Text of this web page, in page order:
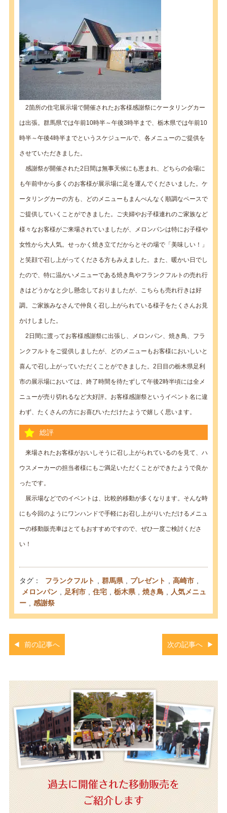
2箇所の住宅展示場で開催されたお客様感謝祭にケータリングカー
は出張。群馬県では午前10時半～午後3時半まで、栃木県では午前10
時半～午後4時半までというスケジュールで、各メニューのご提供を
させていただきました。
感謝祭が開催された2日間は無事天候にも恵まれ、どちらの会場に
も午前中から多くのお客様が展示場に足を運んでくださいました。ケ
ータリングカーの方も、どのメニューもまんべんなく順調なペースで
ご提供していくことができました。ご夫婦やお子様連れのご家族など
様々なお客様がご来場されていましたが、メロンパンは特にお子様や
女性から大人気。せっかく焼き立てだからとその場で「美味しい！」
と笑顔で召し上がってくださる方もみえました。また、暖かい日でし
たので、特に温かいメニューである焼き鳥やフランクフルトの売れ行
きはどうかなと少し懸念しておりましたが、こちらも売れ行きは好
調。ご家族みなさんで仲良く召し上がられている様子をたくさんお見
かけしました。
2日間に渡ってお客様感謝祭に出張し、メロンパン、焼き鳥、フラ
ンクフルトをご提供しましたが、どのメニューもお客様においしいと
喜んで召し上がっていただくことができました。2日目の栃木県足利
市の展示場においては、終了時間を待たずして午後2時半頃には全メ
ニューが売り切れるなど大好評。お客様感謝祭というイベント名に違
わず、たくさんの方にお喜びいただけたようで嬉しく思います。
総評
来場されたお客様がおいしそうに召し上がられているのを見て、ハ
ウスメーカーの担当者様にもご満足いただくことができたようで良か
ったです。
展示場などでのイベントは、比較的移動が多くなります。そんな時
にも今回のようにワンハンドで手軽にお召し上がりいただけるメニュ
ーの移動販売車はとてもおすすめですので、ぜひ一度ご検討くださ
い！
タグ： フランクフルト 群馬県 プレゼント 高崎市
メロンパン
足利市 住宅 栃木県 焼き鳥
人気メニュ
ー
感謝祭
前の記事へ 次の記事へ
過去に開催された移動販売を
ご紹介します